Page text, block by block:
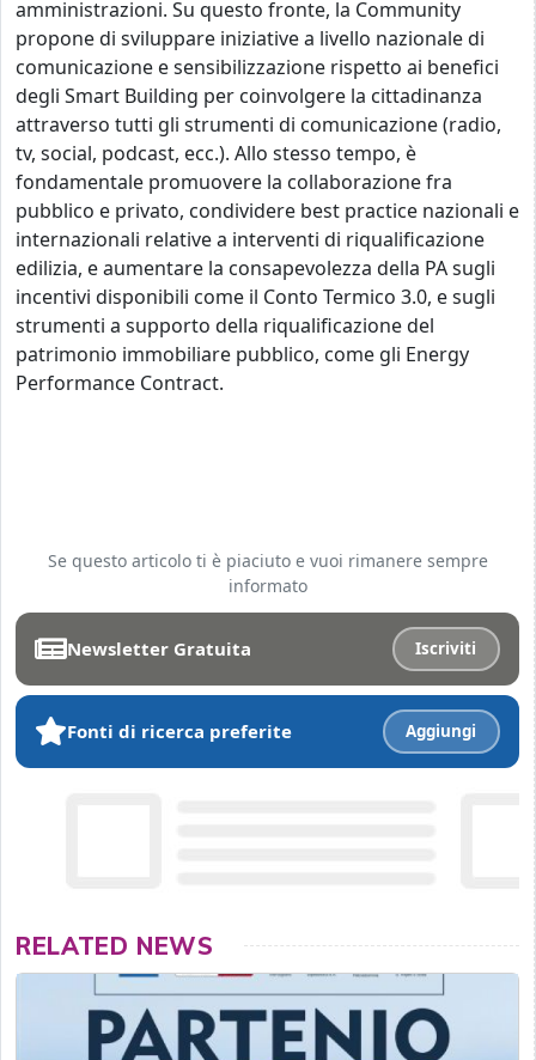
amministrazioni. Su questo fronte, la Community
propone di sviluppare iniziative a livello nazionale di
comunicazione e sensibilizzazione rispetto ai benefici
degli Smart Building per coinvolgere la cittadinanza
attraverso tutti gli strumenti di comunicazione (radio,
tv, social, podcast, ecc.). Allo stesso tempo, è
fondamentale promuovere la collaborazione fra
pubblico e privato, condividere best practice nazionali e
internazionali relative a interventi di riqualificazione
edilizia, e aumentare la consapevolezza della PA sugli
incentivi disponibili come il Conto Termico 3.0, e sugli
strumenti a supporto della riqualificazione del
patrimonio immobiliare pubblico, come gli Energy
Performance Contract.
Se questo articolo ti è piaciuto e vuoi rimanere sempre
informato
Newsletter Gratuita Iscriviti
Fonti di ricerca preferite Aggiungi
RELATED NEWS